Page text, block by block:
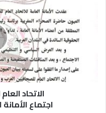
الاتحاد
اجتماع الأمانة